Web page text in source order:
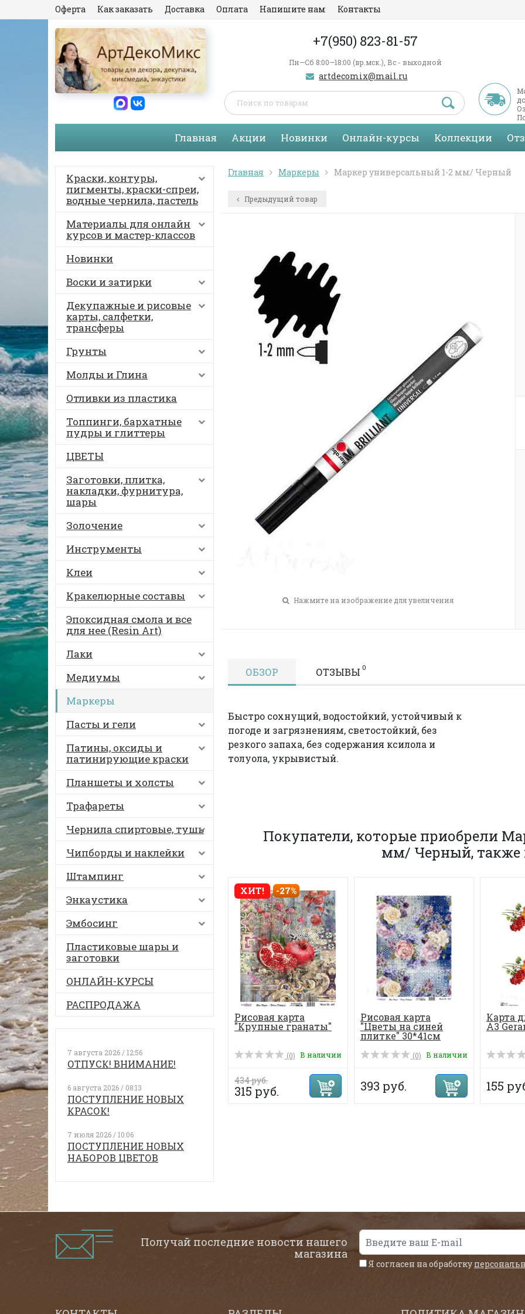
Оферта Как заказать Доставка Оплата Напишите нам Контакты
+7(950) 823-81-57
Пн—Сб 8:00—18:00 (вр.мск.), Вс - выходной
artdecomix@mail.ru
Главная Акции Новинки Онлайн-курсы Коллекции
Краски, контуры,
пигменты, краски-спреи,
водные чернила, пастель
Материалы для онлайн
курсов и мастер-классов
Новинки
Воски и затирки
Декупажные и рисовые
карты, салфетки,
трансферы
Грунты
Молды и Глина
Отливки из пластика
Топпинги, бархатные
пудры и глиттеры
ЦВЕТЫ
Заготовки, плитка,
накладки, фурнитура,
шары
Золочение
Инструменты
Клеи
Кракелюрные составы
Эпоксидная смола и все
для нее (Resin Art)
Лаки
Медиумы
Маркеры
Пасты и гели
Патины, оксиды и
патинирующие краски
Планшеты и холсты
Трафареты
Чернила спиртовые, тушь
Чипборды и наклейки
Штампинг
Энкаустика
Эмбосинг
Пластиковые шары и
заготовки
ОНЛАЙН-КУРСЫ
РАСПРОДАЖА
7 августа 2026 / 12:56
ОТПУСК! ВНИМАНИЕ!
6 августа 2026 / 08:13
ПОСТУПЛЕНИЕ НОВЫХ
КРАСОК!
7 июля 2026 / 10:06
ПОСТУПЛЕНИЕ НОВЫХ
НАБОРОВ ЦВЕТОВ
Главная Маркеры Маркер универсальный 1-2 мм/ Черный
Предыдущий товар
Нажмите на изображение для увеличения
ОБЗОР ОТЗЫВЫ 0
Быстро сохнущий, водостойкий, устойчивый к
погоде и загрязнениям, светостойкий, без
резкого запаха, без содержания ксилола и
толуола, укрывистый.
Покупатели, которые приобрели
мм/ Черный, также
ХИТ! -27%
Рисовая карта
"Крупные гранаты"
(0) В наличии
434 руб.
315 руб.
Рисовая карта
"Цветы на синей
плитке" 30*41см
(0) В наличии
393 руб.
Карта
А3
155
Получай последние новости нашего
магазина
Я согласен на обработку